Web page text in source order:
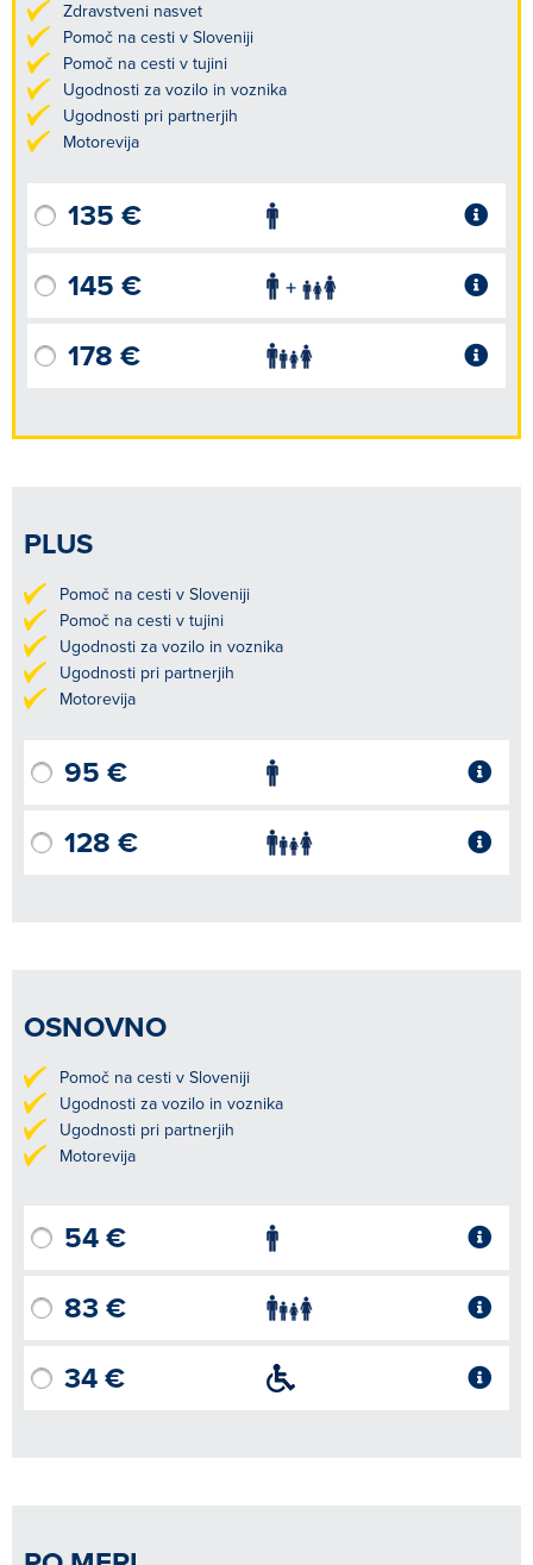
Zdravstveni nasvet
Pomoč na cesti v Sloveniji
Pomoč na cesti v tujini
Ugodnosti za vozilo in voznika
Ugodnosti pri partnerjih
Motorevija
135 €
145 €
178 €
PLUS
Pomoč na cesti v Sloveniji
Pomoč na cesti v tujini
Ugodnosti za vozilo in voznika
Ugodnosti pri partnerjih
Motorevija
95 €
128 €
OSNOVNO
Pomoč na cesti v Sloveniji
Ugodnosti za vozilo in voznika
Ugodnosti pri partnerjih
Motorevija
54 €
83 €
34 €